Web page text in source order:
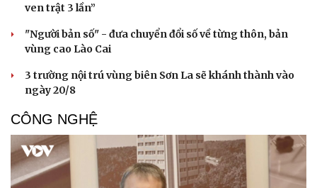
ven trật 3 lần”
"Người bản số" - đưa chuyển đổi số về từng thôn, bản
vùng cao Lào Cai
3 trường nội trú vùng biên Sơn La sẽ khánh thành vào
ngày 20/8
CÔNG NGHỆ